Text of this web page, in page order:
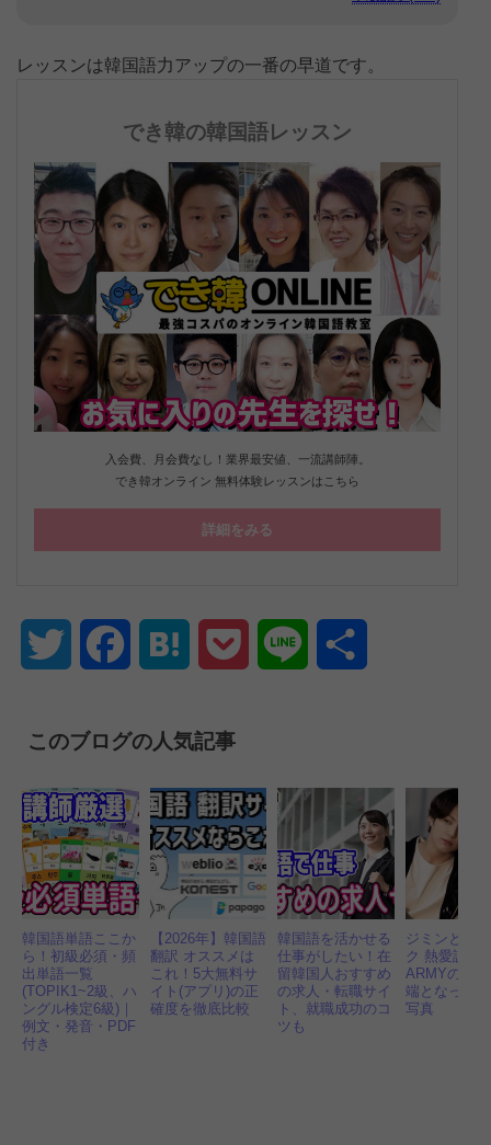
レッスンは韓国語力アップの一番の早道です。
でき韓の韓国語レッスン
入会費、月会費なし！業界最安値、一流講師陣。
でき韓オンライン 無料体験レッスンはこちら
詳細をみる
Twitter FacebookHatena Pocket Line
このブログの人気記事
韓国語単語ここか
ら！初級必須・頻
出単語一覧
(TOPIK1~2級、ハ
ングル検定6級)｜
例文・発音・PDF
付き
【2026年】韓国語
翻訳 オススメは
これ！5大無料サ
イト(アプリ)の正
確度を徹底比較
韓国語を活かせる
仕事がしたい！在
留韓国人おすすめ
の求人・転職サイ
ト、就職成功のコ
ツも
ジミンとジ
ク 熱愛説？
ARMYの妄
端となった1
写真